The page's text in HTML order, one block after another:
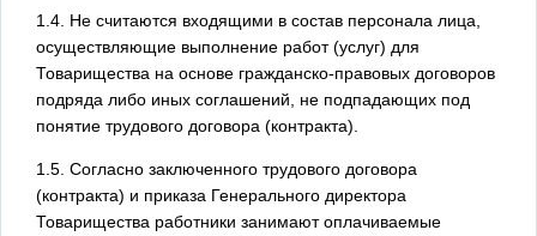
1.4. Не считаются входящими в состав персонала лица,
осуществляющие выполнение работ (услуг) для
Товарищества на основе гражданско-правовых договоров
подряда либо иных соглашений, не подпадающих под
понятие трудового договора (контракта).
1.5. Согласно заключенного трудового договора
(контракта) и приказа Генерального директора
Товарищества работники занимают оплачиваемые